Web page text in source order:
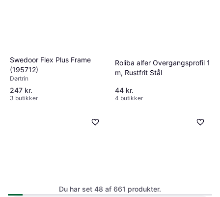
Swedoor Flex Plus Frame
(195712)
Dørtrin
247 kr.
3 butikker
Roliba alfer Overgangsprofil 1
m, Rustfrit Stål
44 kr.
4 butikker
Du har set 48 af 661 produkter.